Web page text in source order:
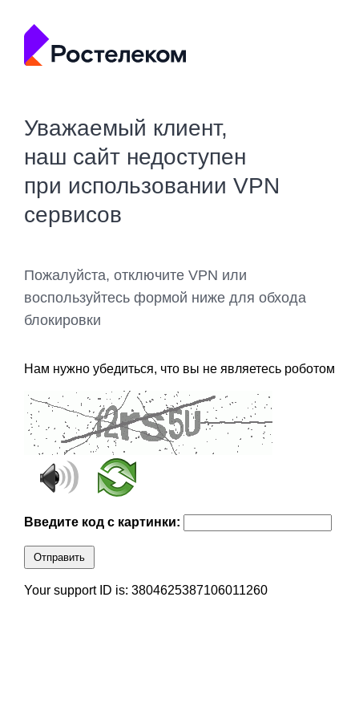
Уважаемый клиент,
наш сайт недоступен
при использовании VPN
сервисов
Пожалуйста, отключите VPN или
воспользуйтесь формой ниже для обхода
блокировки
Нам нужно убедиться, что вы не являетесь роботом
Введите код с картинки:
Отправить
Your support ID is: 3804625387106011260